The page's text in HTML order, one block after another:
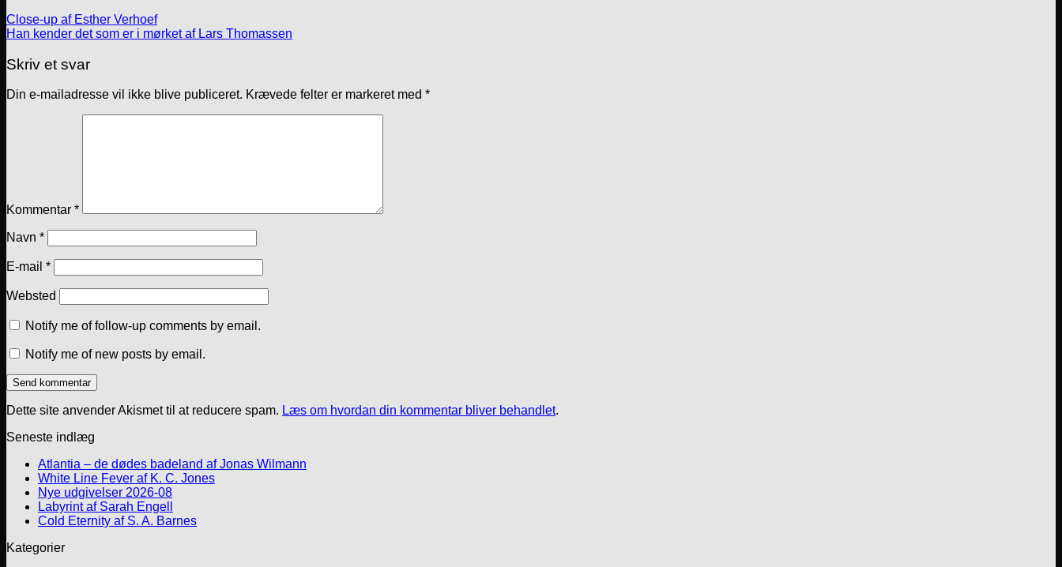
Close-up af Esther Verhoef
Han kender det som er i mørket af Lars Thomassen
Skriv et svar
Din e-mailadresse vil ikke blive publiceret. Krævede felter er markeret med *
Kommentar *
Navn *
E-mail *
Websted
Notify me of follow-up comments by email.
Notify me of new posts by email.
Dette site anvender Akismet til at reducere spam. Læs om hvordan din kommentar bliver behandlet.
Seneste indlæg
Atlantia – de dødes badeland af Jonas Wilmann
White Line Fever af K. C. Jones
Nye udgivelser 2026-08
Labyrint af Sarah Engell
Cold Eternity af S. A. Barnes
Kategorier